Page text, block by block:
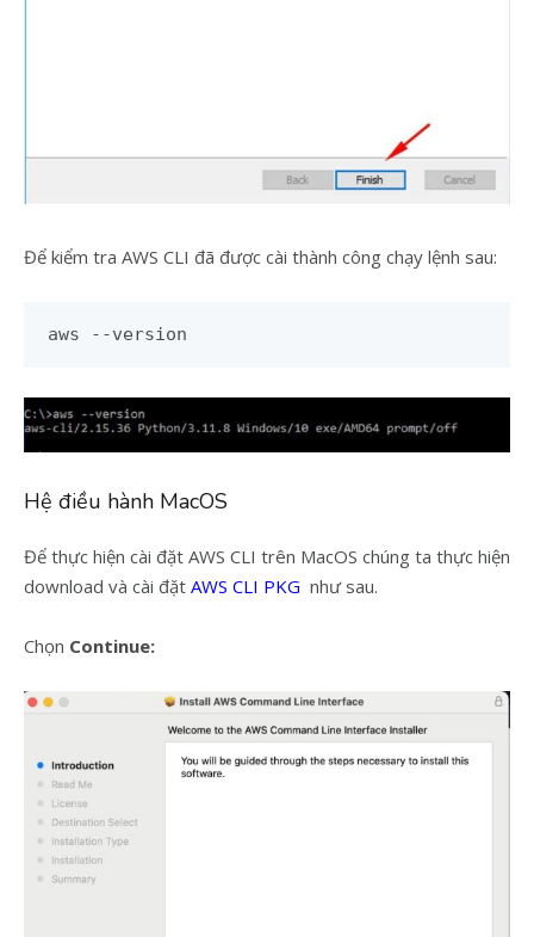
Để kiểm tra AWS CLI đã được cài thành công chạy lệnh sau:
aws --version
Hệ điều hành MacOS
Để thực hiện cài đặt AWS CLI trên MacOS chúng ta thực hiện
download và cài đặt AWS CLI PKG như sau.
Chọn Continue: